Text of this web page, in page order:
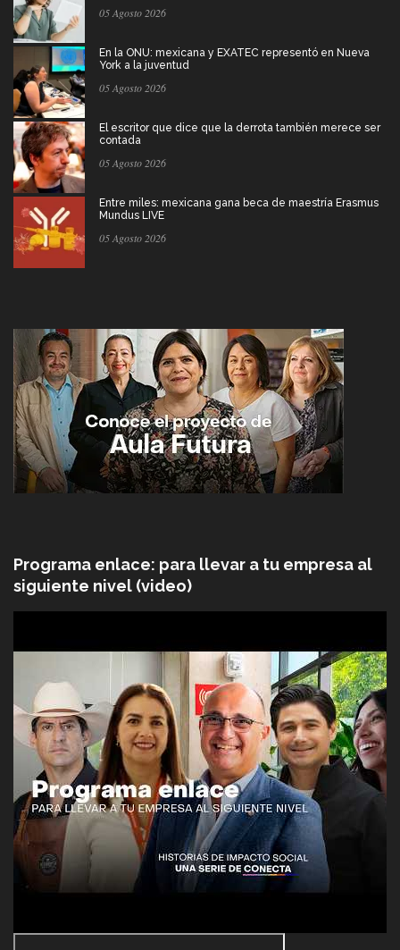
05 Agosto 2026
En la ONU: mexicana y EXATEC representó en Nueva
York a la juventud
05 Agosto 2026
El escritor que dice que la derrota también merece ser
contada
05 Agosto 2026
Entre miles: mexicana gana beca de maestría Erasmus
Mundus LIVE
05 Agosto 2026
Programa enlace: para llevar a tu empresa al
siguiente nivel (video)